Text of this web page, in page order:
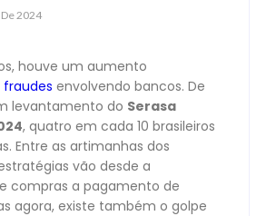
2024
houve um aumento
fraudes envolvendo bancos. De
levantamento do Serasa
, quatro em cada 10 brasileiros
Entre as artimanhas dos
vão desde a
compras a pagamento de
agora, existe também o golpe